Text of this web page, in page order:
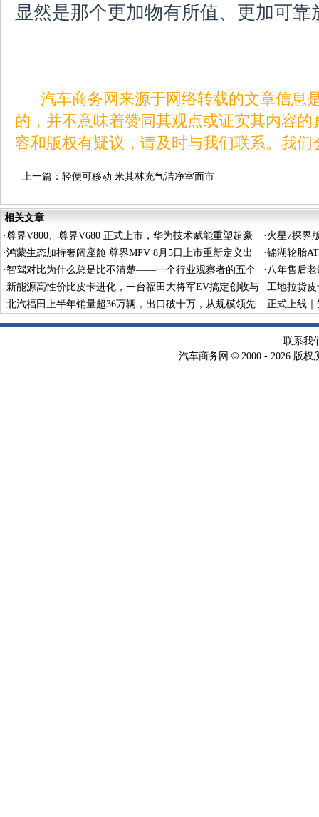
显然是那个更加物有所值、更加可靠
汽车商务网来源于网络转载的文章信息
的，并不意味着赞同其观点或证实其内容
容和版权有疑议，请及时与我们联系。我
上一篇： 轻便可移动 米其林充气洁净室面市
相关文章
·尊界V800、尊界V680 正式上市，华为技术赋能重塑超豪
华MPV价值标杆
· 火星7探界
·鸿蒙生态加持奢阔座舱 尊界MPV 8月5日上市重新定义出
行标杆
·锦湖轮胎
求，打造全
·智驾对比为什么总是比不清楚——一个行业观察者的五个
维度
· 八年售后
· 新能源高性价比皮卡进化，一台福田大将军EV搞定创收与
休闲
·工地拉货
程全运输
·北汽福田上半年销量超36万辆，出口破十万，从规模领先
迈向体系增长
· 正式上线
AIGC解决
联系我
汽车商务网 © 2000 - 2026 版权